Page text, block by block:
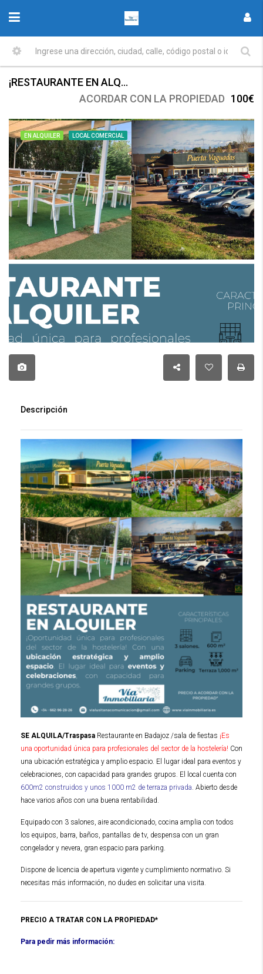
¡RESTAURANTE EN ALQUILER! GRAN OPORTUNIDAD DE INVERSIÓN
ACORDAR CON LA PROPIEDAD 100€
EN ALQUILER LOCAL COMERCIAL
Descripción
SE ALQUILA/Traspasa Restaurante en Badajoz /sala de fiestas ¡Es
una oportunidad única para profesionales del sector de la hostelería! Con
una ubicación estratégica y amplio espacio. El lugar ideal para eventos y
celebraciones, con capacidad para grandes grupos. El local cuenta con
600m2 construidos y unos 1000 m2 de terraza privada . Abierto desde
hace varios años con una buena rentabilidad.
Equipado con 3 salones, aire acondicionado, cocina amplia con todos
los equipos, barra, baños, pantallas de tv, despensa con un gran
congelador y nevera, gran espacio para parking.
Dispone de licencia de apertura vigente y cumplimiento normativo. Si
necesitas más información, no dudes en solicitar una visita.
PRECIO A TRATAR CON LA PROPIEDAD*
Para pedir más información: